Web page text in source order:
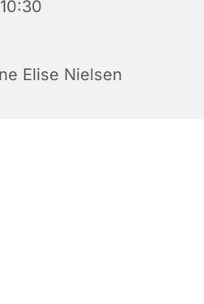
Elise Nielsen